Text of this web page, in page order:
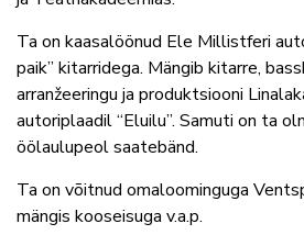
Ta on kaasalöönud Ele Millistferi
paik” kitarridega. Mängib kitarre,
arranžeeringu ja produktsiooni
autoriplaadil “Eluilu”. Samuti on ta
öölaulupeol saatebänd.
Ta on võitnud omaloominguga
mängis kooseisuga v.a.p.